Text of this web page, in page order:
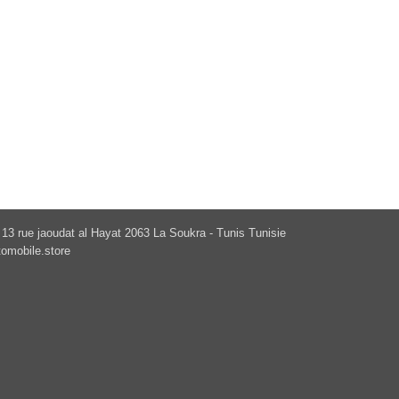
rue jaoudat al Hayat 2063 La Soukra - Tunis Tunisie